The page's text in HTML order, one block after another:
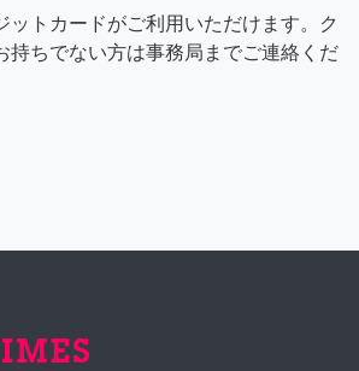
ットカードがご利用いただけます。ク
持ちでない方は事務局までご連絡くだ